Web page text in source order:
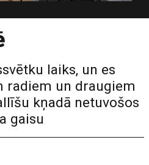
laiks, un es
radiem un draugiem
kņadā netuvošos
gaisu